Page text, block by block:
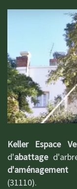
Keller Espace
d'abattage
(31110).